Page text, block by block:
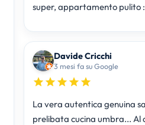
super, appartamento pulito
Davide Cricchi
3 mesi fa su Google
La vera autentica genuina
prelibata cucina umbra... Al